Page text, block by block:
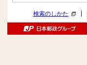
検索のしかた